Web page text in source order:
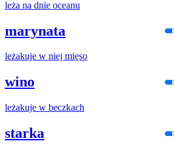
leża na dnie oceanu
marynata
leżakuje w niej mięso
wino
leżakuje w beczkach
starka